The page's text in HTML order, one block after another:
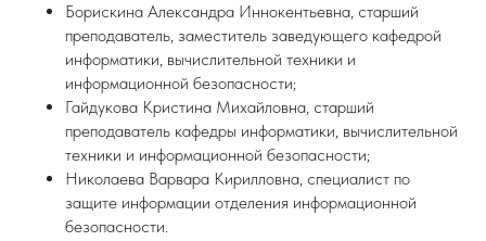
Борискина Александра Иннокентьевна, старший
преподаватель, заместитель заведующего кафедрой
информатики, вычислительной техники и
информационной безопасности;
Гайдукова Кристина Михайловна, старший
преподаватель кафедры информатики, вычислительной
техники и информационной безопасности;
Николаева Варвара Кирилловна, специалист по
защите информации отделения информационной
безопасности.